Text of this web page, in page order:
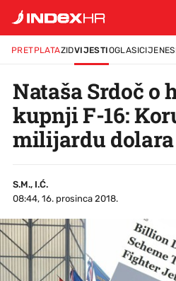
PRETPLATAZIDVIJESTIOGLASICIJENE
Nataša Srdoč o
kupnji F-16:
milijardu dolara
S.M., I.Ć.
08:44, 16. prosinca 2018.